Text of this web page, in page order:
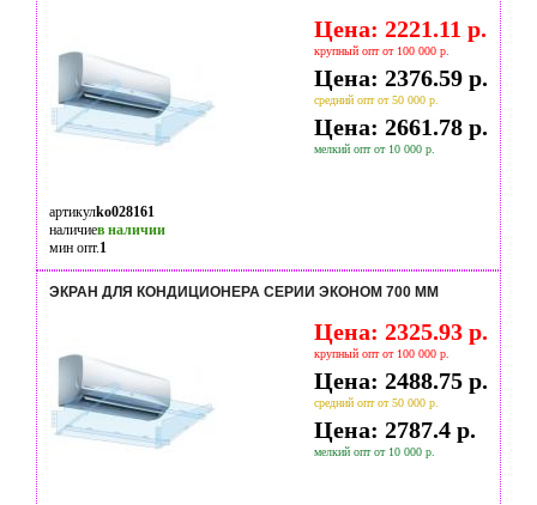
Цена: 2221.11 р.
крупный опт от 100 000 р.
Цена: 2376.59 р.
средний опт от 50 000 р.
Цена: 2661.78 р.
мелкий опт от 10 000 р.
артикулko028161
наличиев наличии
мин опт.1
ЭКРАН ДЛЯ КОНДИЦИОНЕРА СЕРИИ ЭКОНОМ 700 ММ
Цена: 2325.93 р.
крупный опт от 100 000 р.
Цена: 2488.75 р.
средний опт от 50 000 р.
Цена: 2787.4 р.
мелкий опт от 10 000 р.